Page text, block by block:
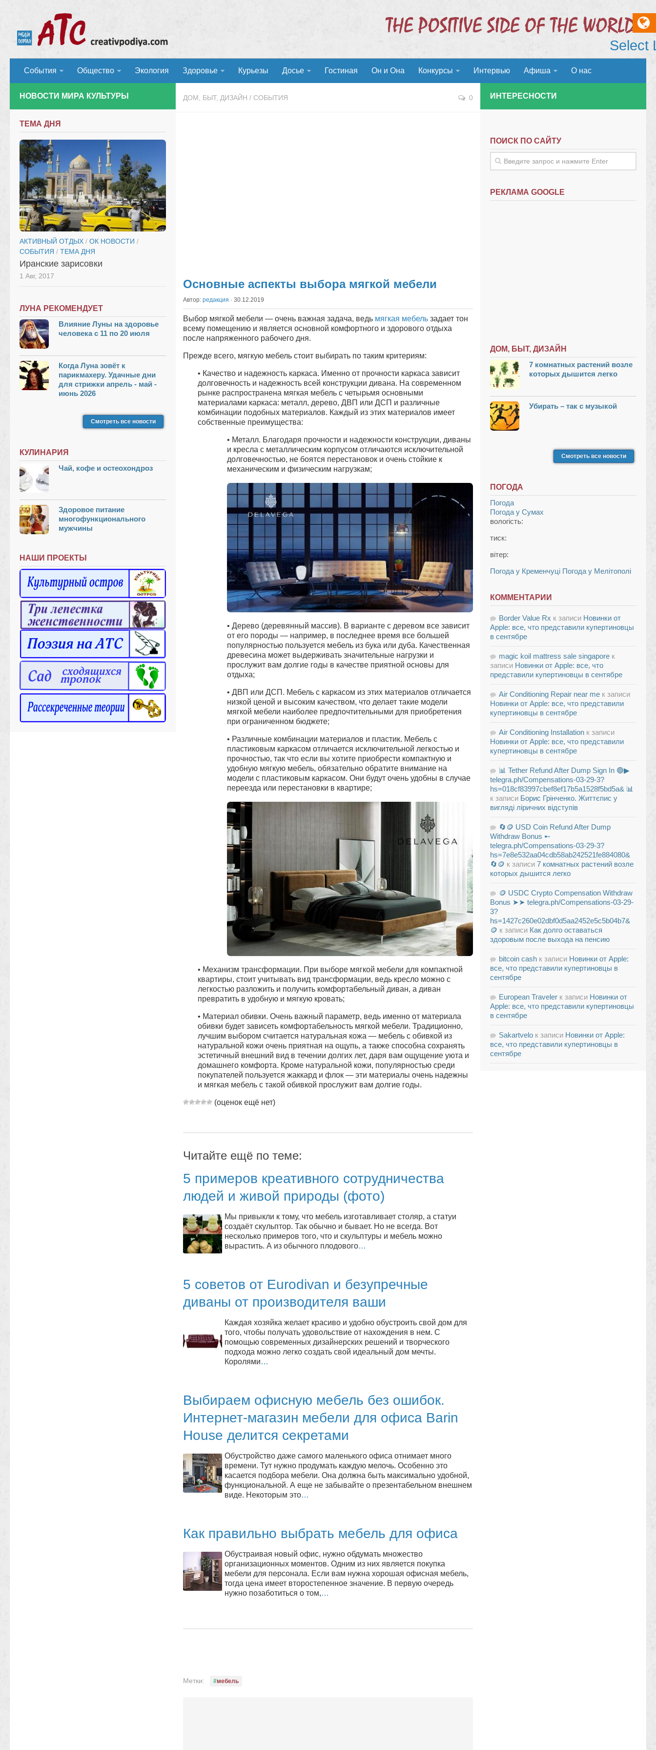
События Общество Экология Здоровье Курьезы Досье Гостиная Он и Она Конкурсы Интервью Афиша О нас
ДОМ, БЫТ, ДИЗАЙН / СОБЫТИЯ 0
Основные аспекты выбора мягкой мебели
Автор: редакция · 30.12.2019
Выбор мягкой мебели — очень важная задача, ведь мягкая мебель задает тон
всему помещению и является основной комфортного и здорового отдыха
после напряженного рабочего дня.
Прежде всего, мягкую мебель стоит выбирать по таким критериям:
• Качество и надежность каркаса. Именно от прочности каркаса зависит
долговечность и надежность всей конструкции дивана. На современном
рынке распространена мягкая мебель с четырьмя основными
материалами каркаса: металл, дерево, ДВП или ДСП и различные
комбинации подобных материалов. Каждый из этих материалов имеет
собственные преимущества:
• Металл. Благодаря прочности и надежности конструкции, диваны
и кресла с металлическим корпусом отличаются исключительной
долговечностью, не боятся перестановок и очень стойкие к
механическим и физическим нагрузкам;
• Дерево (деревянный массив). В варианте с деревом все зависит
от его породы — например, в последнее время все большей
популярностью пользуется мебель из бука или дуба. Качественная
древесина может выдерживать значительные нагрузки и
прослужит вам долгие годы в качестве приятной основы для
отдыха;
• ДВП или ДСП. Мебель с каркасом из этих материалов отличается
низкой ценой и высоким качеством, что делает такие модели
мягкой мебели наиболее предпочтительными для приобретения
при ограниченном бюджете;
• Различные комбинации материалов и пластик. Мебель с
пластиковым каркасом отличается исключительной легкостью и
прочностью, так что если вы хотите приобрести компактную и
удобную мягкую мебель, обязательно обратите внимание на
модели с пластиковым каркасом. Они будут очень удобны в случае
переезда или перестановки в квартире;
• Механизм трансформации. При выборе мягкой мебели для компактной
квартиры, стоит учитывать вид трансформации, ведь кресло можно с
легкостью разложить и получить комфортабельный диван, а диван
превратить в удобную и мягкую кровать;
• Материал обивки. Очень важный параметр, ведь именно от материала
обивки будет зависеть комфортабельность мягкой мебели. Традиционно,
лучшим выбором считается натуральная кожа — мебель с обивкой из
натуральной кожи очень приятная на ощупь, а также способна сохранять
эстетичный внешний вид в течении долгих лет, даря вам ощущение уюта и
домашнего комфорта. Кроме натуральной кожи, популярностью среди
покупателей пользуется жаккард и флок — эти материалы очень надежны
и мягкая мебель с такой обивкой прослужит вам долгие годы.
(оценок ещё нет)
Читайте ещё по теме:
5 примеров креативного сотрудничества
людей и живой природы (фото)
Мы привыкли к тому, что мебель изготавливает столяр, а статуи
создаёт скульптор. Так обычно и бывает. Но не всегда. Вот
несколько примеров того, что и скульптуры и мебель можно
вырастить. А из обычного плодового…
5 советов от Eurodivan и безупречные
диваны от производителя ваши
Каждая хозяйка желает красиво и удобно обустроить свой дом для
того, чтобы получать удовольствие от нахождения в нем. С
помощью современных дизайнерских решений и творческого
подхода можно легко создать свой идеальный дом мечты.
Королями…
Выбираем офисную мебель без ошибок.
Интернет-магазин мебели для офиса Barin
House делится секретами
Обустройство даже самого маленького офиса отнимает много
времени. Тут нужно продумать каждую мелочь. Особенно это
касается подбора мебели. Она должна быть максимально удобной,
функциональной. А еще не забывайте о презентабельном внешнем
виде. Некоторым это…
Как правильно выбрать мебель для офиса
Обустраивая новый офис, нужно обдумать множество
организационных моментов. Одним из них является покупка
мебели для персонала. Если вам нужна хорошая офисная мебель,
тогда цена имеет второстепенное значение. В первую очередь
нужно позаботиться о том,…
Метки: мебель
НОВОСТИ МИРА КУЛЬТУРЫ
ТЕМА ДНЯ
АКТИВНЫЙ ОТДЫХ / ОК НОВОСТИ /
СОБЫТИЯ / ТЕМА ДНЯ
Иранские зарисовки
1 Авг, 2017
ЛУНА РЕКОМЕНДУЕТ
Влияние Луны на здоровье
человека с 11 по 20 июля
Когда Луна зовёт к
парикмахеру. Удачные дни
для стрижки апрель - май -
июнь 2026
Смотреть все новости
КУЛИНАРИЯ
Чай, кофе и остеохондроз
Здоровое питание
многофункционального
мужчины
НАШИ ПРОЕКТЫ
ИНТЕРЕСНОСТИ
ПОИСК ПО САЙТУ
РЕКЛАМА GOOGLE
ДОМ, БЫТ, ДИЗАЙН
7 комнатных растений возле
которых дышится легко
Убирать – так с музыкой
Смотреть все новости
ПОГОДА
Погода
Погода у Сумах
вологість:
тиск:
вітер:
Погода у Кременчуці Погода у Мелітополі
КОММЕНТАРИИ
Border Value Rx к записи Новинки от
Apple: все, что представили купертиновцы
в сентябре
magic koil mattress sale singapore к
записи Новинки от Apple: все, что
представили купертиновцы в сентябре
Air Conditioning Repair near me к записи
Новинки от Apple: все, что представили
купертиновцы в сентябре
Air Conditioning Installation к записи
Новинки от Apple: все, что представили
купертиновцы в сентябре
📊 Tether Refund After Dump Sign In 🟢▶
telegra.ph/Compensations-03-29-3?
hs=018cf83997cbef8ef17b5a1528f5bd5a& 📊
к записи Борис Грінченко. Життєпис у
вигляді ліричних відступів
🔄🪙 USD Coin Refund After Dump
Withdraw Bonus ➸
telegra.ph/Compensations-03-29-3?
hs=7e8e532aa04cdb58ab242521fe884080&
🔄🪙 к записи 7 комнатных растений возле
которых дышится легко
🪙 USDC Crypto Compensation Withdraw
Bonus ➤➤ telegra.ph/Compensations-03-29-
3?
hs=1427c260e02dbf0d5aa2452e5c5b04b7&
🪙 к записи Как долго оставаться
здоровым после выхода на пенсию
bitcoin cash к записи Новинки от Apple:
все, что представили купертиновцы в
сентябре
European Traveler к записи Новинки от
Apple: все, что представили купертиновцы
в сентябре
Sakartvelo к записи Новинки от Apple:
все, что представили купертиновцы в
сентябре
Select